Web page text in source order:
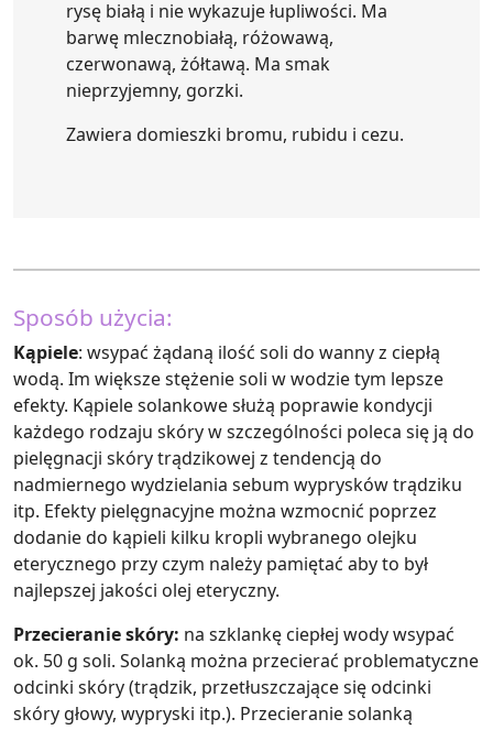
rysę białą i nie wykazuje łupliwości. Ma
barwę mlecznobiałą, różowawą,
czerwonawą, żółtawą. Ma smak
nieprzyjemny, gorzki.
Zawiera domieszki bromu, rubidu i cezu.
Sposób użycia:
Kąpiele: wsypać żądaną ilość soli do wanny z ciepłą
wodą. Im większe stężenie soli w wodzie tym lepsze
efekty. Kąpiele solankowe służą poprawie kondycji
każdego rodzaju skóry w szczególności poleca się ją do
pielęgnacji skóry trądzikowej z tendencją do
nadmiernego wydzielania sebum wyprysków trądziku
itp. Efekty pielęgnacyjne można wzmocnić poprzez
dodanie do kąpieli kilku kropli wybranego olejku
eterycznego przy czym należy pamiętać aby to był
najlepszej jakości olej eteryczny.
Przecieranie skóry: na szklankę ciepłej wody wsypać
ok. 50 g soli. Solanką można przecierać problematyczne
odcinki skóry (trądzik, przetłuszczające się odcinki
skóry głowy, wypryski itp.). Przecieranie solanką